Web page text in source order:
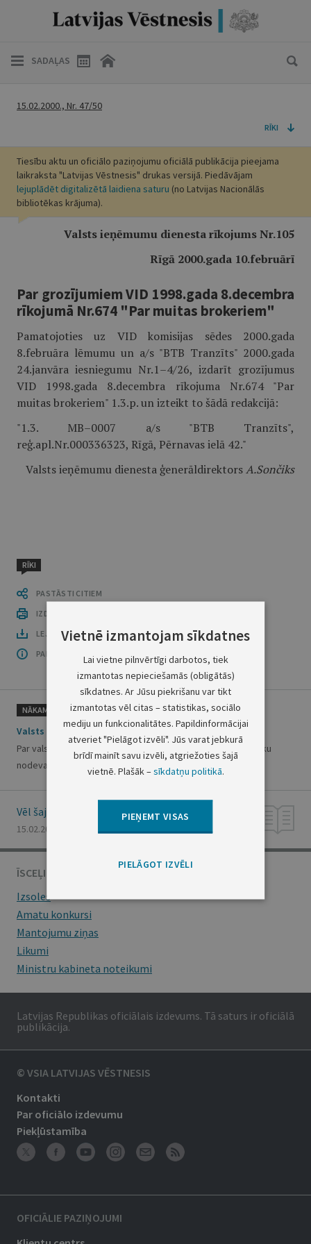
SADAĻAS
15.02.2000., Nr. 47/50
RĪKI
Tiesību aktu un oficiālo paziņojumu oficiālā publikācija pieejama
laikraksta "Latvijas Vēstnesis" drukas versijā. Piedāvājam
lejuplādēt digitalizētā laidiena saturu (no Latvijas Nacionālās
bibliotēkas krājuma).
Valsts ieņēmumu dienesta rīkojums Nr.105
Rīgā 2000.gada 10.februārī
Par grozījumiem VID 1998.gada 8.decembra
rīkojumā Nr.674 "Par muitas brokeriem"
Pamatojoties uz VID komisijas sēdes 2000.gada
8.februāra lēmumu un a/s "BTB Tranzīts" 2000.gada
24.janvāra iesniegumu Nr.1–4/26, izdarīt grozījumus
VID 1998.gada 8.decembra rīkojuma Nr.674 "Par
muitas brokeriem" 1.3.p. un izteikt to šādā redakcijā:
"1.3. MB–0007 a/s "BTB Tranzīts",
reģ.apl.Nr.000336323, Rīgā, Pērnavas ielā 42."
Valsts ieņēmumu dienesta ģenerāldirektorsA.Sončiks
RĪKI
PASTĀSTI CITIEM
IZDRUKĀT PUBLIKĀCIJU
LEJUPLĀDĒT LAIDIENU (PDF)
PAR OFICIĀLO IZDEVUMU
NĀKAMAIS
Valsts ieņēmumu dienesta rīkojums Nr.112
Par valsts nodevas par jūras navigācijas pakalpojumiem (bāku
nodevas) pārskatu aizpildīšanas un iesniegšanas kārtību
Vēl šajā numurā
15.02.2000., Nr. 47/50
ĪSCEĻI
Izsoles
Amatu konkursi
Mantojumu ziņas
Likumi
Ministru kabineta noteikumi
Latvijas Republikas oficiālais izdevums. Tā saturs ir oficiālā
publikācija.
© VSIA LATVIJAS VĒSTNESIS
Kontakti
Par oficiālo izdevumu
Piekļūstamība
OFICIĀLIE PAZIŅOJUMI
Vietnē izmantojam sīkdatnes
Lai vietne pilnvērtīgi darbotos, tiek
izmantotas nepieciešamās (obligātās)
sīkdatnes. Ar Jūsu piekrišanu var tikt
izmantotas vēl citas – statistikas, sociālo
mediju un funkcionalitātes. Papildinformācijai
atveriet "Pielāgot izvēli". Jūs varat jebkurā
brīdī mainīt savu izvēli, atgriežoties šajā
vietnē. Plašāk –sīkdatņu politikā.
PIEŅEMT VISAS
PIELĀGOT IZVĒLI